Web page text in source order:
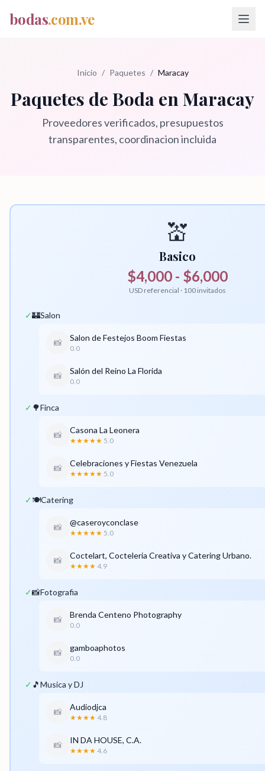
bodas.com.ve
Inicio / Paquetes / Maracay
Paquetes de Boda enMaracay
Proveedores verificados, presupuestos
transparentes, coordinacion incluida
💒
Basico
$4,000 - $6,000
USD referencial · 100 invitados
✓🏰Salon
📸 Salon de Festejos Boom Fiestas
0.0
📸 Salón del Reino La Florida
0.0
✓ 🌳Finca
📸 Casona La Leonera
★★★★★ 5.0
📸 Celebraciones y Fiestas Venezuela
★★★★★ 5.0
✓🍽️Catering
📸 @caseroyconclase
★★★★★ 5.0
📸 Coctelart, Cocteleria Creativa y Catering Urbano.
★★★★ 4.9
✓📸Fotografia
📸 Brenda Centeno Photography
0.0
📸 gamboaphotos
0.0
✓ 🎵Musica y DJ
📸 Audiodjca
★★★★ 4.8
📸 IN DA HOUSE, C.A.
★★★★ 4.6